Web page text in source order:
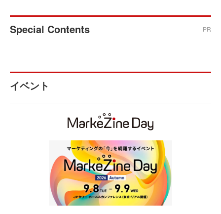
Special Contents PR
イベント